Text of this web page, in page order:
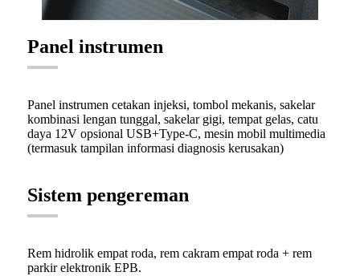
Panel instrumen
Panel instrumen cetakan injeksi, tombol mekanis, sakelar
kombinasi lengan tunggal, sakelar gigi, tempat gelas, catu
daya 12V opsional USB+Type-C, mesin mobil multimedia
(termasuk tampilan informasi diagnosis kerusakan)
Sistem pengereman
Rem hidrolik empat roda, rem cakram empat roda + rem
parkir elektronik EPB.